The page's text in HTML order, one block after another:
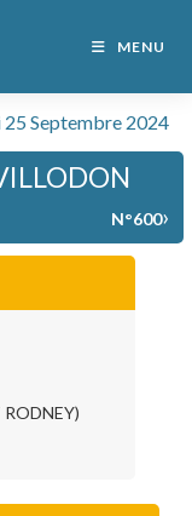
MENU
Septembre 2024
N°600›